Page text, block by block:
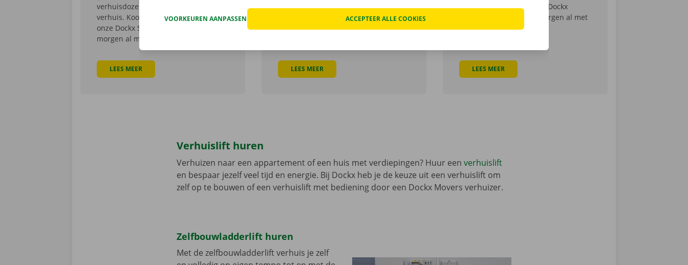
verhuisdozen selectie voor een vlotte
verhuis. Koop online of in één van
onze Dockx Service Shops en start
morgen al met inpakken.
LEES MEER
inpakpapier. Koop online of in één
van onze Dockx Service Shops en start
morgen al met inpakken.
LEES MEER
online of in één van onze Dockx
Service Shops en start morgen al met
inpakken.
LEES MEER
Verhuislift huren
Verhuizen naar een appartement of een huis met verdiepingen? Huur een verhuislift
en bespaar jezelf veel tijd en energie. Bij Dockx heb je de keuze uit een verhuislift om
zelf op te bouwen of een verhuislift met bediening door een Dockx Movers verhuizer.
Zelfbouwladderlift huren
Met de zelfbouwladderlift verhuis je zelf
VOORKEUREN AANPASSEN ACCEPTEER ALLE COOKIES